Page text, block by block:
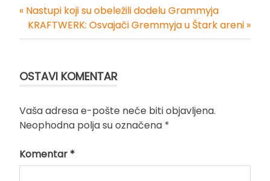
Kretanje
« Nastupi koji su obeležili dodelu Grammyja
KRAFTWERK: Osvajači Gremmyja u Štark areni »
OSTAVI KOMENTAR
Vaša adresa e-pošte neće biti objavljena.
Neophodna polja su označena *
Komentar *